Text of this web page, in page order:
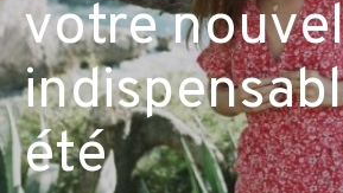
votre
été